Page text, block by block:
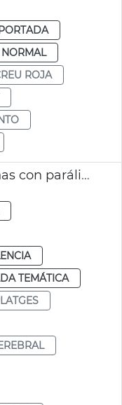
NORMAL
ROJA
Asistencia al baño personas con parálisis cerebral València
TEMÁTICA